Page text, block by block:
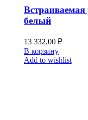
белый
13 332,00 ₽
В корзину
Add to wishlist